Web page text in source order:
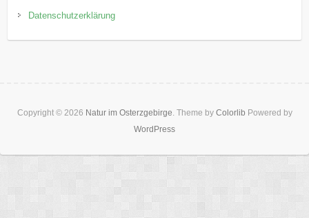
Datenschutzerklärung
Copyright © 2026 Natur im Osterzgebirge. Theme by Colorlib Powered by
WordPress